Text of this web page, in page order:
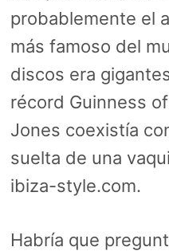
probablemente el
más famoso del
discos era
récord Guinness
Jones coexistía
suelta de una
ibiza-style.com.
Habría que